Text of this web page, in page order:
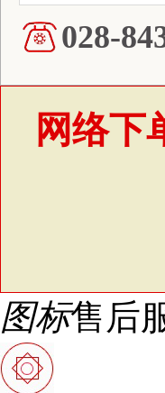
028-
网络下
图标售后